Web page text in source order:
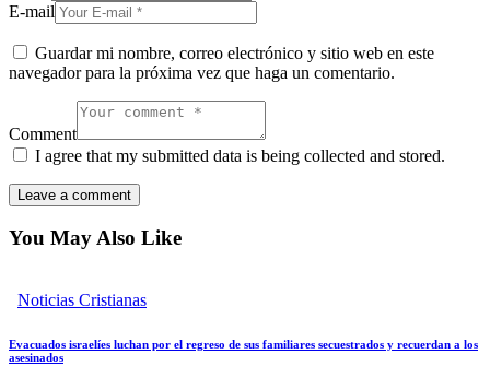
E-mail
Guardar mi nombre, correo electrónico y sitio web en este
navegador para la próxima vez que haga un comentario.
Comment
I agree that my submitted data is being collected and stored.
You May Also Like
Noticias Cristianas
Evacuados israelíes luchan por el regreso de sus familiares secuestrados y recuerdan a los
asesinados